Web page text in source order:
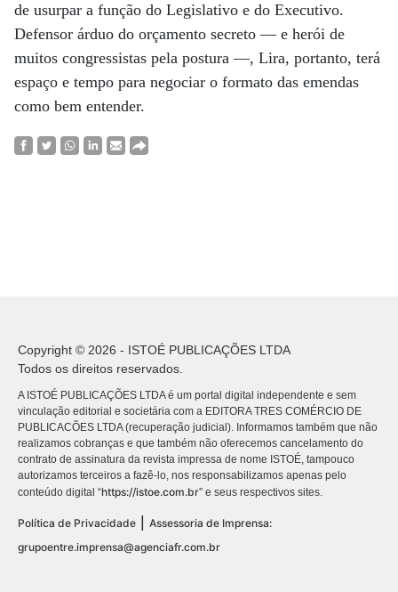
de usurpar a função do Legislativo e do Executivo.
Defensor árduo do orçamento secreto — e herói de
muitos congressistas pela postura —, Lira, portanto, terá
espaço e tempo para negociar o formato das emendas
como bem entender.
Copyright © 2026 - ISTOÉ PUBLICAÇÕES LTDA
Todos os direitos reservados.
A ISTOÉ PUBLICAÇÕES LTDA é um portal digital independente e sem
vinculação editorial e societária com a EDITORA TRES COMÉRCIO DE
PUBLICACÕES LTDA (recuperação judicial). Informamos também que não
realizamos cobranças e que também não oferecemos cancelamento do
contrato de assinatura da revista impressa de nome ISTOÉ, tampouco
autorizamos terceiros a fazê-lo, nos responsabilizamos apenas pelo
conteúdo digital “https://istoe.com.br” e seus respectivos sites.
Política de Privacidade
Assessoria de Imprensa:
grupoentre.imprensa@agenciafr.com.br